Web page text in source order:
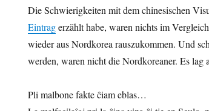
Die Schwierigkeiten mit dem chinesischen
Eintragerzählt habe, waren nichts im
wieder aus Nordkorea rauszukommen. Und
werden, waren nicht die Nordkoreaner. Es lag
Pli malbone fakte ĉiam eblas…